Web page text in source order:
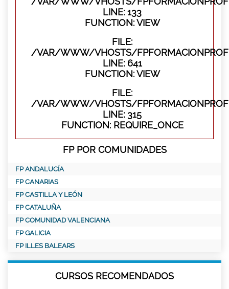
LINE: 133
FUNCTION: VIEW
FILE:
/VAR/WWW/VHOSTS/
LINE: 641
FUNCTION: VIEW
FILE:
/VAR/WWW/VHOSTS/
LINE: 315
FUNCTION: REQUIRE_ONCE
FP POR COMUNIDADES
FP ANDALUCÍA
FP CANARIAS
FP CASTILLA Y LEÓN
FP CATALUÑA
FP COMUNIDAD VALENCIANA
FP GALICIA
FP ILLES BALEARS
CURSOS RECOMENDADOS